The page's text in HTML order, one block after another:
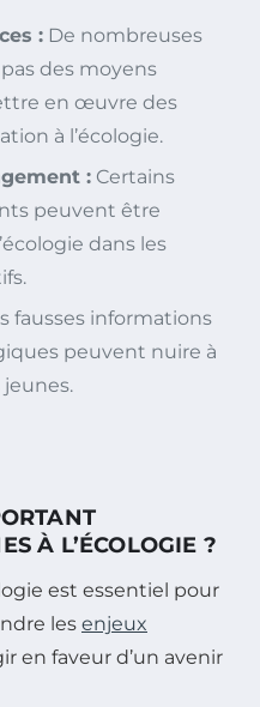
: De nombreuses
des moyens
en œuvre des
à l’écologie.
: Certains
peuvent être
dans les
fausses informations
peuvent nuire à
jeunes.
À L’ÉCOLOGIE ?
est essentiel pour
les enjeux
en faveur d’un avenir